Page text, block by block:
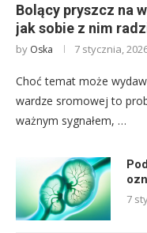
Bolący pryszcz na
jak sobie z nim
by Oska 7 stycznia,
Choć temat może
wardze sromowej to
ważnym sygnałem, …
7